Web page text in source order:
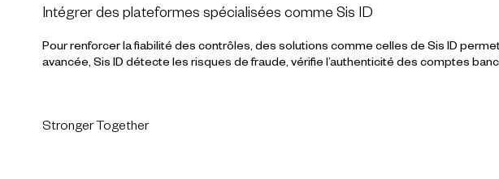
Intégrer des plateformes spécialisées comme Sis ID
Pour renforcer la fiabilité des contrôles, des solutions comme celles de Sis ID
avancée, Sis ID détecte les risques de fraude, vérifie l’authenticité des comptes
Stronger Together